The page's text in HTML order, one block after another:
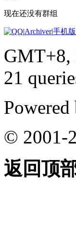
现在还没有群组
|Archiver|手机版
GMT+8,
21
Powered
© 2001-
返回顶